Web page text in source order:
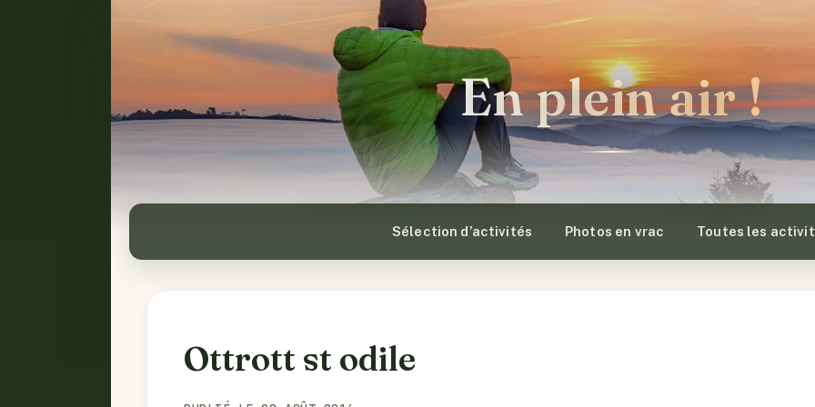
En plein air !
Sélection d’activités Photos en vrac Toutes les
Ottrott st odile